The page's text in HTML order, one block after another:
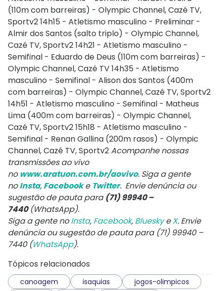
(110m com barreiras) - Olympic Channel, Cazé TV,
Sportv2 14h15 - Atletismo masculino - Preliminar -
Almir dos Santos (salto triplo) - Olympic Channel,
Cazé TV, Sportv2 14h21 - Atletismo masculino -
Semifinal - Eduardo de Deus (110m com barreiras) -
Olympic Channel, Cazé TV 14h35 - Atletismo
masculino - Semifinal - Alison dos Santos (400m
com barreiras) - Olympic Channel, Cazé TV, Sportv2
14h51 - Atletismo masculino - Semifinal - Matheus
Lima (400m com barreiras) - Olympic Channel,
Cazé TV, Sportv2 15h18 - Atletismo masculino -
Semifinal - Renan Gallina (200m rasos) - Olympic
Channel, Cazé TV, Sportv2Acompanhe nossas
transmissões ao vivo
no www.aratuon.com.br/aovivo. Siga a gente
noInsta, Facebooke Twitter. Envie denúncia ou
sugestão de pauta para (71) 99940 –
7440(WhatsApp).
Siga a gente noInsta, Facebook, BlueskyeX. Envie
denúncia ou sugestão de pauta para (71) 99940 –
7440 (WhatsApp).
Tópicos relacionados
canoagem isaquias
jogos-olimpicos